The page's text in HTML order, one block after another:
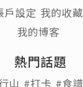
戶設定 我的收藏
我的博客
熱門話題
山 #打卡 #食譜